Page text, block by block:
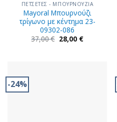
ΠΕΤΣΕΤΕΣ - ΜΠΟΥΡΝΟΥΖΙΑ
Mayoral Μπουρνούζι
τρίγωνο με κέντημα 23-
09302-086
37,00€ Original
price
28,00 €Η
-24%